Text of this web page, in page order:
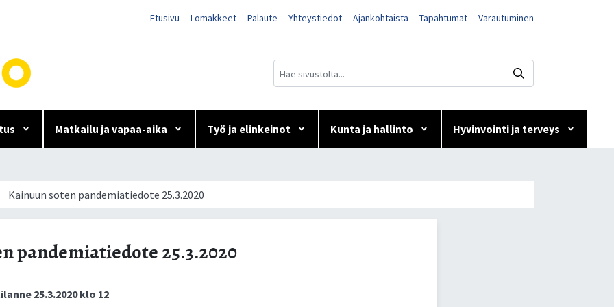
Etusivu Lomakkeet Palaute Yhteystiedot Ajankohtaista Tapahtumat Varautuminen
Matkailu ja vapaa-aika Työ ja elinkeinot Kunta ja hallinto Hyvinvointi ja terveys
25.3.2020
Kainuun soten pandemiatiedote 25.3.2020
pandemiatiedote 25.3.2020
25.3.2020 klo 12